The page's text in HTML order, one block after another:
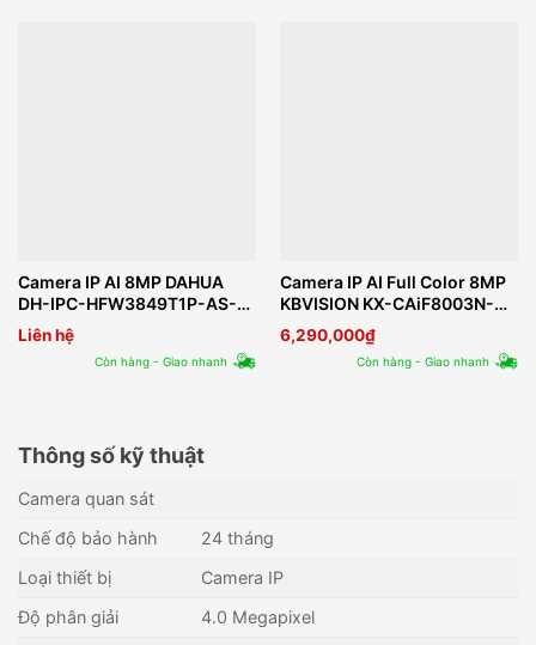
Camera IP AI 8MP DAHUA
DH-IPC-HFW3849T1P-AS-
PV
Liên hệ
Còn hàng - Giao nhanh
Camera IP AI Full Color 8MP
KBVISION KX-CAiF8003N-
TiF-A
6,290,000₫
Còn hàng - Giao nhanh
Thông số kỹ thuật
Camera quan sát
Chế độ bảo hành
24 tháng
Loại thiết bị
Camera IP
Độ phân giải
4.0 Megapixel